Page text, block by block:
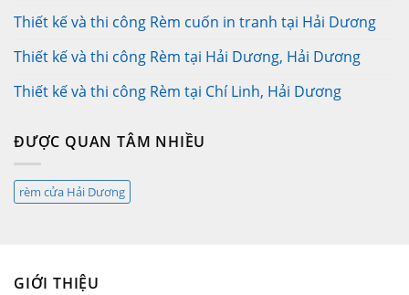
Thiết kế và thi công Rèm cuốn in tranh tại Hải Dương
Thiết kế và thi công Rèm tại Hải Dương, Hải Dương
Thiết kế và thi công Rèm tại Chí Linh, Hải Dương
ĐƯỢC QUAN TÂM NHIỀU
rèm cửa Hải Dương
GIỚI THIỆU